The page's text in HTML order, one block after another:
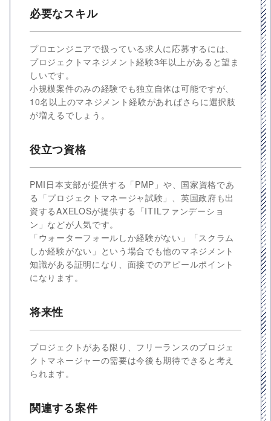
必要なスキル
プロエンジニアで扱っている求人に応募するには、
プロジェクトマネジメント経験3年以上があると望ま
しいです。
小規模案件のみの経験でも独立自体は可能ですが、
10名以上のマネジメント経験があればさらに選択肢
が増えるでしょう。
役立つ資格
PMI日本支部が提供する「PMP」や、国家資格であ
る「プロジェクトマネージャ試験」、英国政府も出
資するAXELOSが提供する「ITILファンデーショ
ン」などが人気です。
「ウォーターフォールしか経験がない」「スクラム
しか経験がない」という場合でも他のマネジメント
知識がある証明になり、面接でのアピールポイント
になります。
将来性
プロジェクトがある限り、フリーランスのプロジェ
クトマネージャーの需要は今後も期待できると考え
られます。
関連する案件